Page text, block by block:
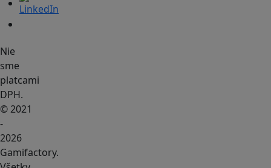
Nie
sme
platcami
DPH.
© 2021
-
2026
Gamifactory.